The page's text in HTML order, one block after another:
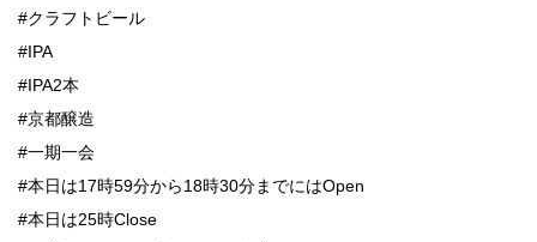
#クラフトビール
#IPA
#IPA2本
#京都醸造
#一期一会
#本日は17時59分から18時30分までにはOpen
#本日は25時Close